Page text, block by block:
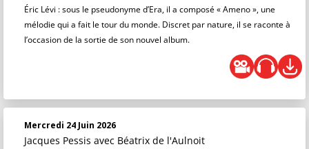
Éric Lévi : sous le pseudonyme d’Era, il a composé « Ameno », une
mélodie qui a fait le tour du monde. Discret par nature, il se raconte à
l’occasion de la sortie de son nouvel album.
Mercredi 24 Juin 2026
Jacques Pessis avec Béatrix de l'Aulnoit